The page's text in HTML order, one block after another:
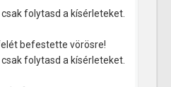
folytasd a kísérleteket.
befestette vörösre!
folytasd a kísérleteket.